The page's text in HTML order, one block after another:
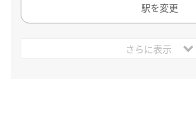
駅を変更
さらに表示